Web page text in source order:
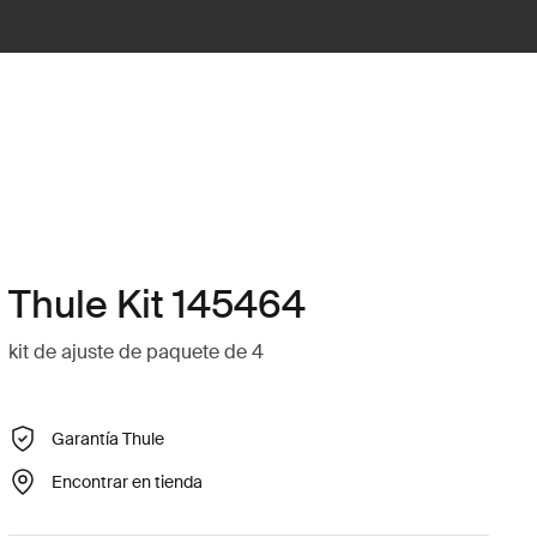
Thule Kit 145464
kit de ajuste de paquete de 4
Garantía Thule
Encontrar en tienda